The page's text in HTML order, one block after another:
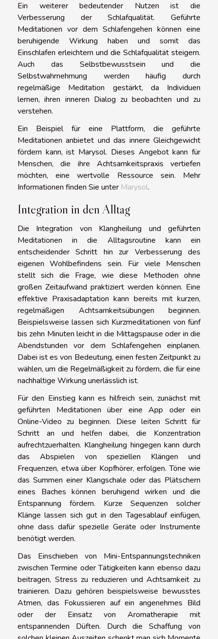
Ein weiterer bedeutender Nutzen ist die
Verbesserung der Schlafqualität. Geführte
Meditationen vor dem Schlafengehen können eine
beruhigende Wirkung haben und somit das
Einschlafen erleichtern und die Schlafqualität steigern.
Auch das Selbstbewusstsein und die
Selbstwahrnehmung werden häufig durch
regelmäßige Meditation gestärkt, da Individuen
lernen, ihren inneren Dialog zu beobachten und zu
verstehen.
Ein Beispiel für eine Plattform, die geführte
Meditationen anbietet und das innere Gleichgewicht
fördern kann, ist Marysol. Dieses Angebot kann für
Menschen, die ihre Achtsamkeitspraxis vertiefen
möchten, eine wertvolle Ressource sein. Mehr
Informationen finden Sie unter Marysol.
Integration in den Alltag
Die Integration von Klangheilung und geführten
Meditationen in die Alltagsroutine kann ein
entscheidender Schritt hin zur Verbesserung des
eigenen Wohlbefindens sein. Für viele Menschen
stellt sich die Frage, wie diese Methoden ohne
großen Zeitaufwand praktiziert werden können. Eine
effektive Praxisadaptation kann bereits mit kurzen,
regelmäßigen Achtsamkeitsübungen beginnen.
Beispielsweise lassen sich Kurzmeditationen von fünf
bis zehn Minuten leicht in die Mittagspause oder in die
Abendstunden vor dem Schlafengehen einplanen.
Dabei ist es von Bedeutung, einen festen Zeitpunkt zu
wählen, um die Regelmäßigkeit zu fördern, die für eine
nachhaltige Wirkung unerlässlich ist.
Für den Einstieg kann es hilfreich sein, zunächst mit
geführten Meditationen über eine App oder ein
Online-Video zu beginnen. Diese leiten Schritt für
Schritt an und helfen dabei, die Konzentration
aufrechtzuerhalten. Klangheilung hingegen kann durch
das Abspielen von speziellen Klängen und
Frequenzen, etwa über Kopfhörer, erfolgen. Töne wie
das Summen einer Klangschale oder das Plätschern
eines Baches können beruhigend wirken und die
Entspannung fördern. Kurze Sequenzen solcher
Klänge lassen sich gut in den Tagesablauf einfügen,
ohne dass dafür spezielle Geräte oder Instrumente
benötigt werden.
Das Einschieben von Mini-Entspannungstechniken
zwischen Termine oder Tätigkeiten kann ebenso dazu
beitragen, Stress zu reduzieren und Achtsamkeit zu
trainieren. Dazu gehören beispielsweise bewusstes
Atmen, das Fokussieren auf ein angenehmes Bild
oder der Einsatz von Aromatherapie mit
entspannenden Düften. Durch die Schaffung von